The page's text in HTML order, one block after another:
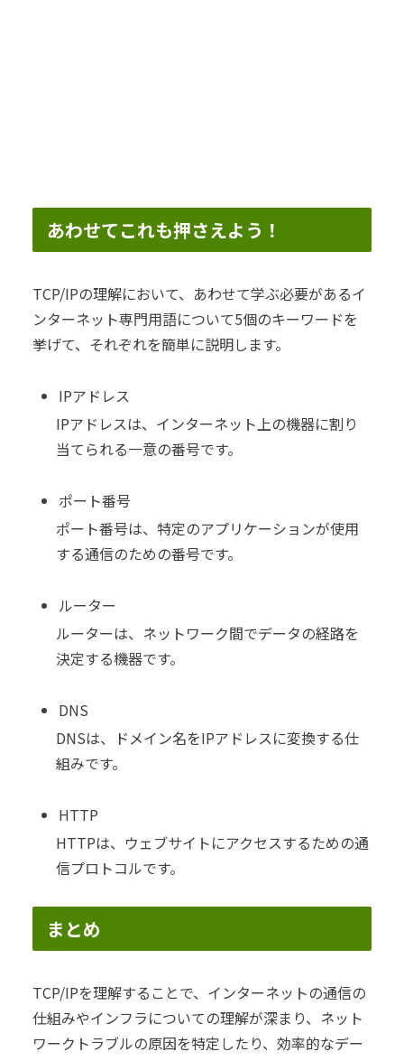
あわせてこれも押さえよう！
TCP/IPの理解において、あわせて学ぶ必要があるイ
ンターネット専門用語について5個のキーワードを
挙げて、それぞれを簡単に説明します。
IPアドレス
IPアドレスは、インターネット上の機器に割り
当てられる一意の番号です。
ポート番号
ポート番号は、特定のアプリケーションが使用
する通信のための番号です。
ルーター
ルーターは、ネットワーク間でデータの経路を
決定する機器です。
DNS
DNSは、ドメイン名をIPアドレスに変換する仕
組みです。
HTTP
HTTPは、ウェブサイトにアクセスするための通
信プロトコルです。
まとめ
TCP/IPを理解することで、インターネットの通信の
仕組みやインフラについての理解が深まり、ネット
ワークトラブルの原因を特定したり、効率的なデー